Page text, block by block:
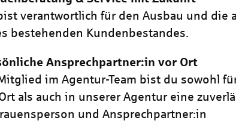
verantwortlich für den Ausbau und die
bestehenden Kundenbestandes.
Ansprechpartner:in vor Ort
im Agentur-Team bist du sowohl
als auch in unserer Agentur eine
und Ansprechpartner:in